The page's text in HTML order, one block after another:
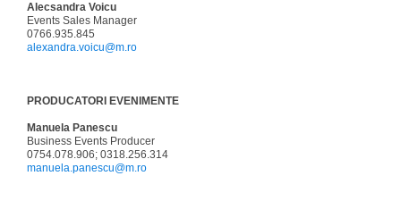
Alecsandra Voicu
Events Sales Manager
0766.935.845
alexandra.voicu@m.ro
PRODUCATORI EVENIMENTE
Manuela Panescu
Business Events Producer
0754.078.906; 0318.256.314
manuela.panescu@m.ro